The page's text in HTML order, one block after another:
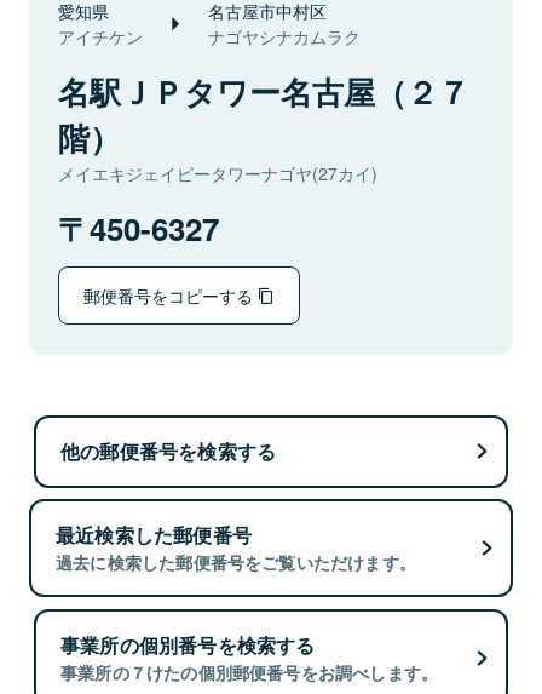
愛知県
アイチケン
名古屋市中村区
ナゴヤシナカムラク
名駅ＪＰタワー名古屋（２７
階）
メイエキジェイピータワーナゴヤ(27カイ)
450-6327
郵便番号をコピーする
他の郵便番号を検索する
最近検索した郵便番号
過去に検索した郵便番号をご覧いただけます。
事業所の個別番号を検索する
事業所の７けたの個別郵便番号をお調べします。